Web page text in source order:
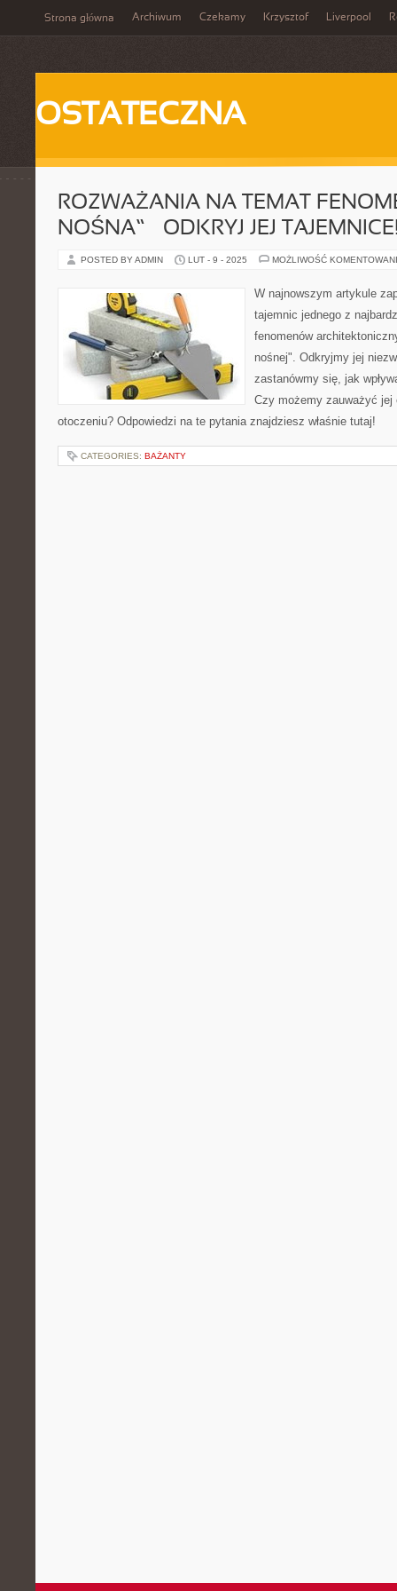
Strona główna Archiwum Czekamy Krzysztof Liverpool
OSTATECZNA
ROZWAŻANIA NA TEMAT
NOŚNA” – ODKRYJ JEJ
POSTED BY ADMIN LUT - 9 - 2025 MOŻLIWOŚĆ
W najnowszym artykule
tajemnic jednego z
fenomenów
nośnej". Odkryjmy jej
zastanówmy się, jak
Czy możemy zauważyć jej
otoczeniu? Odpowiedzi na te pytania znajdziesz właśnie tutaj!
CATEGORIES: BAŻANTY